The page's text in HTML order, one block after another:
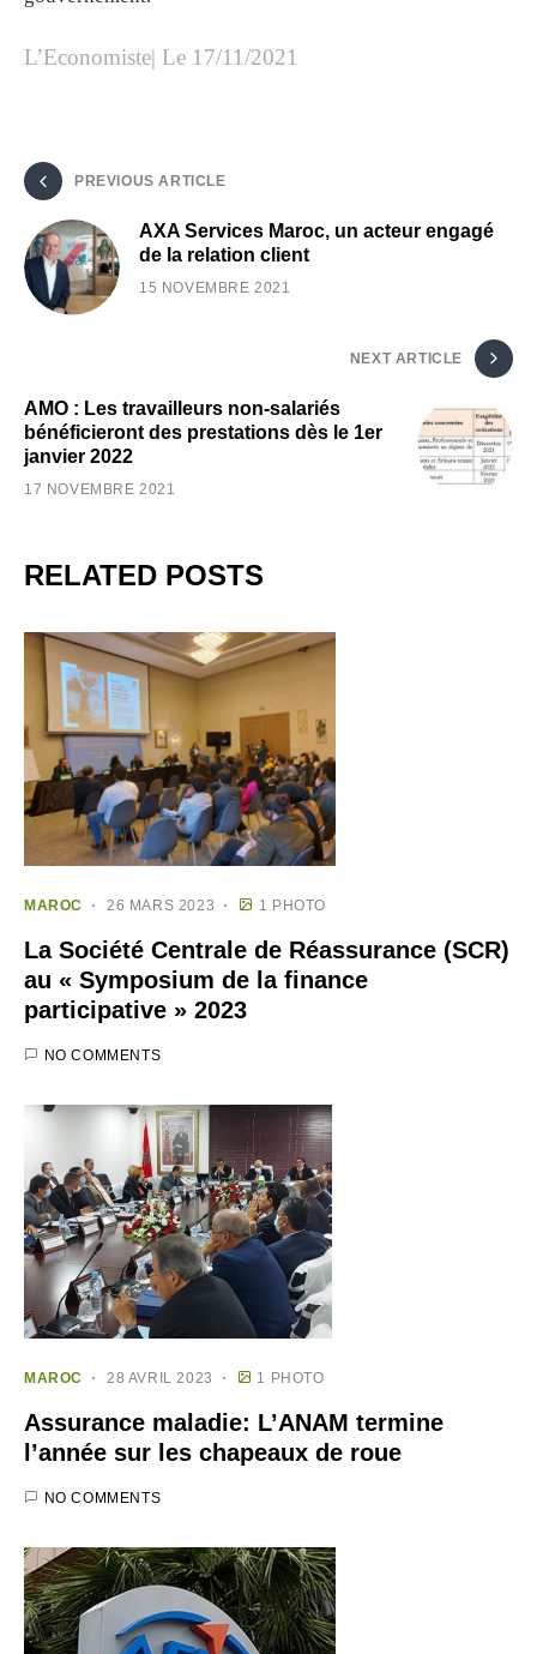
L’Economiste| Le 17/11/2021
PREVIOUS ARTICLE
AXA Services Maroc, un acteur engagé
de la relation client
15 NOVEMBRE 2021
NEXT ARTICLE
AMO : Les travailleurs non-salariés
bénéficieront des prestations dès le 1er
janvier 2022
17 NOVEMBRE 2021
RELATED POSTS
MAROC 26 MARS 2023 1 PHOTO
La Société Centrale de Réassurance (SCR)
au « Symposium de la finance
participative » 2023
NO COMMENTS
MAROC 28 AVRIL 2023 1 PHOTO
Assurance maladie: L’ANAM termine
l’année sur les chapeaux de roue
NO COMMENTS